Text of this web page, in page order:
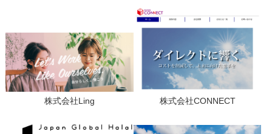
株式会社Ling 株式会社CONNECT